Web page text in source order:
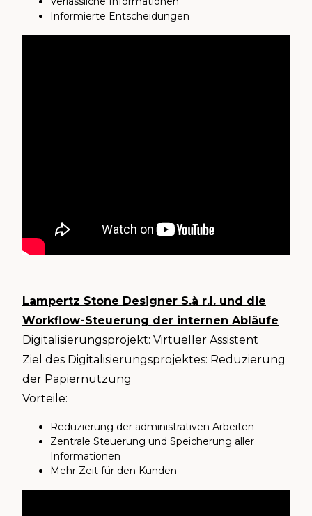
Informierte Entscheidungen
Lampertz Stone Designer S.à r.l. und die
Workflow-Steuerung der internen Abläufe
Digitalisierungsprojekt: Virtueller Assistent
Ziel des Digitalisierungsprojektes: Reduzierung
der Papiernutzung
Vorteile:
Reduzierung der administrativen Arbeiten
Zentrale Steuerung und Speicherung aller
Informationen
Mehr Zeit für den Kunden